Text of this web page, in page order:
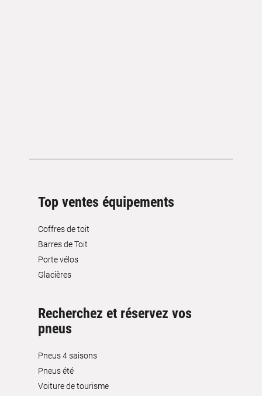
Top ventes équipements
Coffres de toit
Barres de Toit
Porte vélos
Glacières
Recherchez et réservez vos
pneus
Pneus 4 saisons
Pneus été
Voiture de tourisme